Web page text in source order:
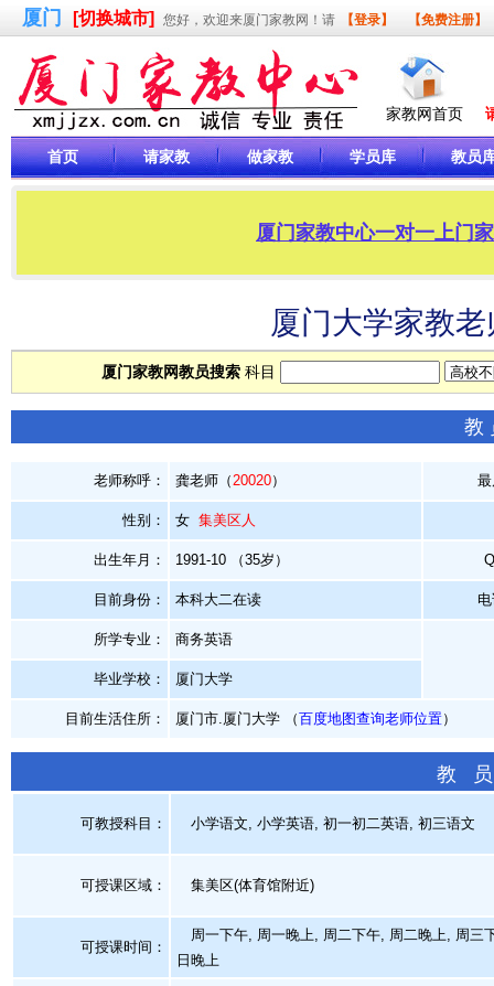
厦门 [切换城市] 您好，欢迎来厦门家教网！请 【登录】 【免费注册】
家教网首页
首页 请家教 做家教 学员库 教员
厦门家教中心一对一上门
厦门大学家教
厦门家教网教员搜索科目
教
老师称呼： 龚老师（20020）
性别： 女 集美区人
出生年月： 1991-10 （35岁）
目前身份： 本科大二在读
所学专业： 商务英语
毕业学校： 厦门大学
目前生活住所： 厦门市.厦门大学 （百度地图查询老师位置）
教
可教授科目： 小学语文, 小学英语, 初一初二英语, 初三语文
可授课区域： 集美区(体育馆附近)
可授课时间：
周一下午, 周一晚上, 周二下午, 周二晚上, 周
日晚上